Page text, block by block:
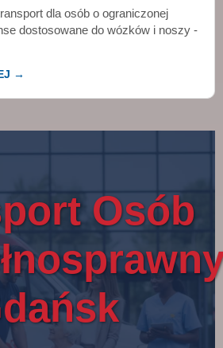
dla osób o ograniczonej
dostosowane do wózków i noszy -
→
Osób